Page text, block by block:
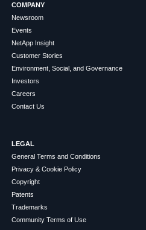
COMPANY
Newsroom
Events
NetApp Insight
Customer Stories
Environment, Social, and Governance
Investors
Careers
Contact Us
LEGAL
General Terms and Conditions
Privacy & Cookie Policy
Copyright
Patents
Trademarks
Community Terms of Use